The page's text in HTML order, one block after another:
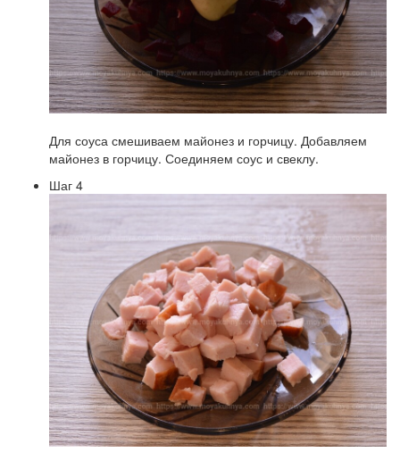
Для соуса смешиваем майонез и горчицу. Добавляем
майонез в горчицу. Соединяем соус и свеклу.
Шаг 4